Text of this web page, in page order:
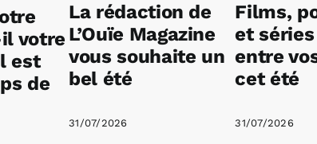
votre
est
de
La rédaction de
L’Ouïe Magazine
vous souhaite un
bel été
31/07/2026
Films,
et
entre
cet été
31/07/2026